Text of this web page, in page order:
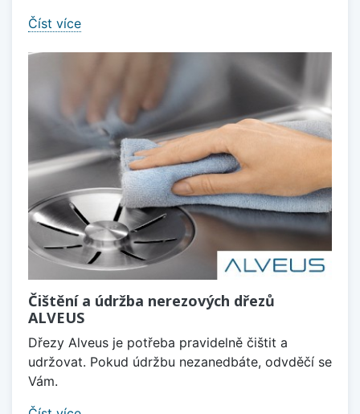
Číst více
Čištění a údržba nerezových dřezů
ALVEUS
Dřezy Alveus je potřeba pravidelně čištit a
udržovat. Pokud údržbu nezanedbáte, odvděčí se
Vám.